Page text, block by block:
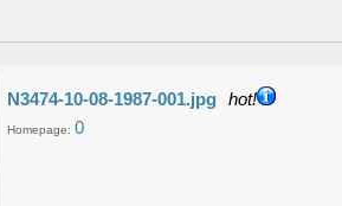
N3474-10-08-1987-001.jpg hot!
Homepage: 0